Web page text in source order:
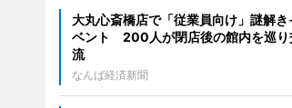
大丸心斎橋店で「従業員向け」謎解き
ベント 200人が閉店後の館内を巡り
流
なんば経済新聞